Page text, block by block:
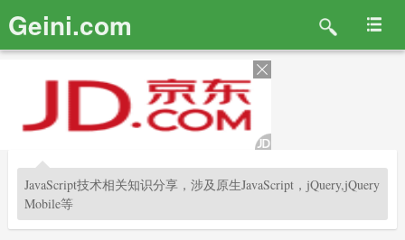
Geini.com
JavaScript技术相关知识分享，涉及原生JavaScript，jQuery,jQuery
Mobile等